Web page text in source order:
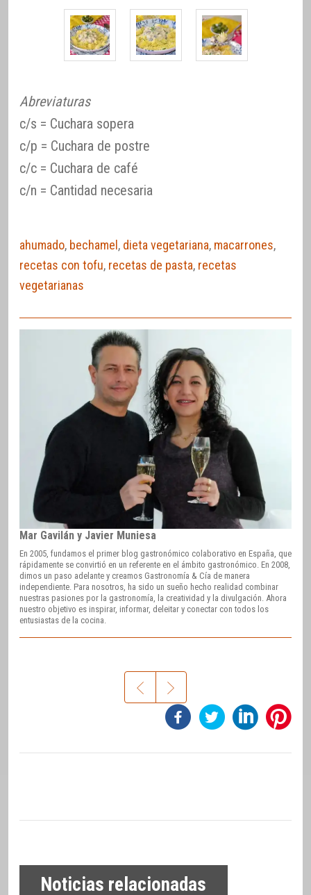
Abreviaturas
c/s = Cuchara sopera
c/p = Cuchara de postre
c/c = Cuchara de café
c/n = Cantidad necesaria
ahumado, bechamel , dieta vegetariana, macarrones,
recetas con tofu, recetas de pasta, recetas
vegetarianas
Mar Gavilán y Javier Muniesa
En 2005, fundamos el primer blog gastronómico colaborativo en España, que
rápidamente se convirtió en un referente en el ámbito gastronómico. En 2008,
dimos un paso adelante y creamos Gastronomía & Cía de manera
independiente. Para nosotros, ha sido un sueño hecho realidad combinar
nuestras pasiones por la gastronomía, la creatividad y la divulgación. Ahora
nuestro objetivo es inspirar, informar, deleitar y conectar con todos los
entusiastas de la cocina.
Noticias relacionadas